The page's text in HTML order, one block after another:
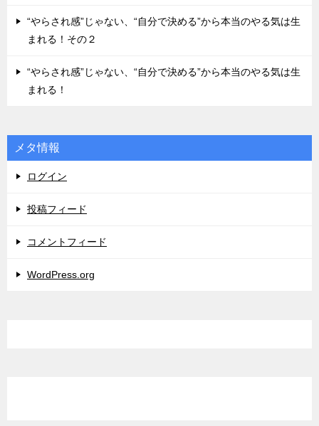
“やらされ感”じゃない、“自分で決める”から本当のやる気は生
まれる！その２
“やらされ感”じゃない、“自分で決める”から本当のやる気は生
まれる！
メタ情報
ログイン
投稿フィード
コメントフィード
WordPress.org